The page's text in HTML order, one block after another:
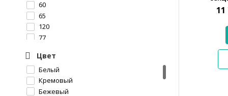
60
65
120
77
99
97
91
91 см
Цвет
Белый
Кремовый
Бежевый
11